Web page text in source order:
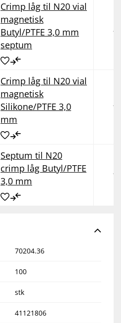
Crimp låg til N20 vial
magnetisk
Butyl/PTFE 3,0 mm
septum
Crimp låg til N20 vial
magnetisk
Silikone/PTFE 3,0
mm
Septum til N20
crimp låg Butyl/PTFE
3,0 mm
70204.36
100
stk
41121806